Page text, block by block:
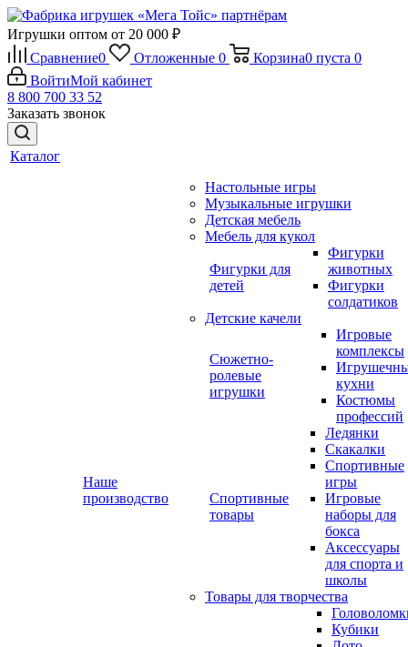
Игрушки оптом от 20 000 ₽
Сравнение0 Отложенные 0 Корзина0 пуста 0
ВойтиМой кабинет
8 800 700 33 52
Заказать звонок
Каталог
Наше
производство
Настольные игры
Музыкальные игрушки
Детская мебель
Мебель для кукол
Фигурки для
детей
Фигурки
животных
Фигурки
солдатиков
Детские качели
Сюжетно-
ролевые
игрушки
Игровые
комплексы
кухни
Костюмы
профессий
Спортивные
товары
Ледянки
Скакалки
Спортивные
игры
Игровые
наборы для
бокса
Аксессуары
для спорта и
школы
Товары для творчества
Кубики